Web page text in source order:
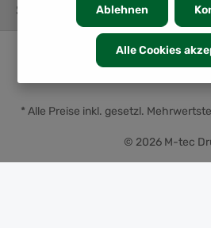
SERVICE
© 2026 M-tec
* Alle Preise inkl. gesetzl.
Ablehnen
Alle Cookies